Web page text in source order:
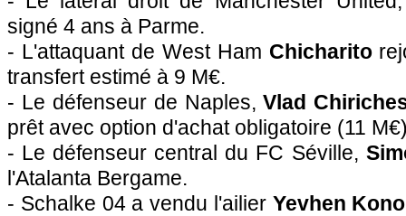
signé 4 ans à Parme.
- L'attaquant de West Ham Chicharito
transfert estimé à 9 M€.
- Le défenseur de Naples,Vlad
prêt avec option d'achat obligatoire (11
- Le défenseur central du FC Séville,
l'Atalanta Bergame.
- Schalke 04 a vendu l'ailier Yevhen